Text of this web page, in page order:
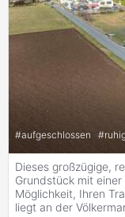
#aufgeschlossen #
Dieses großzügige,
Grundstück mit
Möglichkeit, Ihren
liegt an der